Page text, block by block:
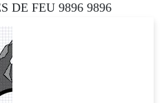
DE FEU 9896 9896